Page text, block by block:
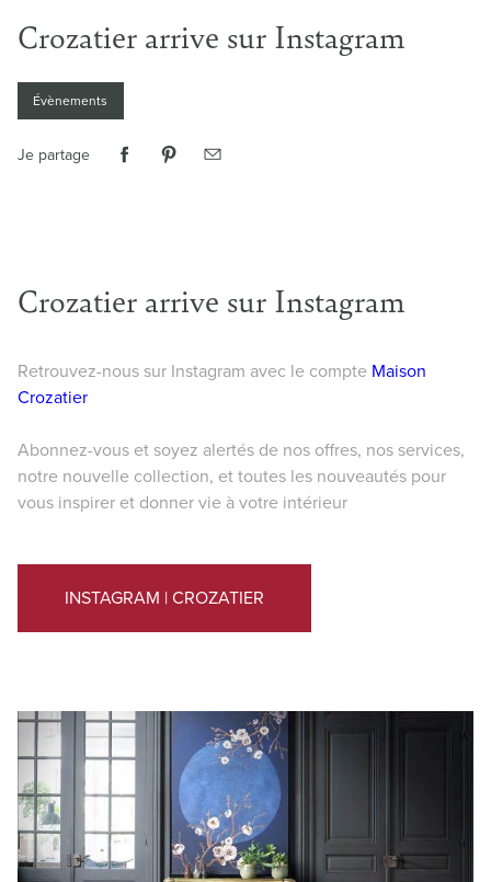
Crozatier arrive sur Instagram
Évènements
Je partage
Crozatier arrive sur Instagram
Retrouvez-nous sur Instagram avec le compte Maison
Crozatier
Abonnez-vous et soyez alertés de nos offres, nos services,
notre nouvelle collection, et toutes les nouveautés pour
vous inspirer et donner vie à votre intérieur
INSTAGRAM | CROZATIER